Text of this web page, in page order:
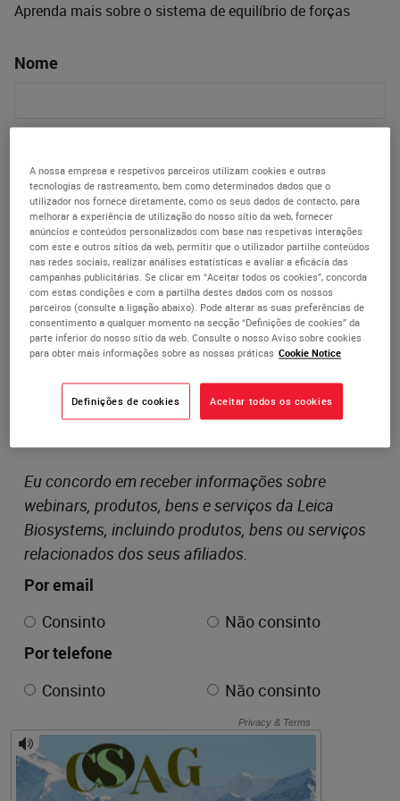
Aprenda mais sobre o sistema de equilíbrio de forças
Nome
Organização/Instituição
Contacto telefónico
Eu concordo em receber informações sobre
webinars, produtos, bens e serviços da Leica
Biosystems, incluindo produtos, bens ou serviços
relacionados dos seus afiliados.
Por email
Consinto
Não consinto
Por telefone
Consinto
Não consinto
A nossa empresa e respetivos parceiros utilizam cookies e outras
tecnologias de rastreamento, bem como determinados dados que o
utilizador nos fornece diretamente, como os seus dados de contacto, para
melhorar a experiência de utilização do nosso sítio da web, fornecer
anúncios e conteúdos personalizados com base nas respetivas interações
com este e outros sítios da web, permitir que o utilizador partilhe conteúdos
nas redes sociais, realizar análises estatísticas e avaliar a eficácia das
campanhas publicitárias. Se clicar em “Aceitar todos os cookies”, concorda
com estas condições e com a partilha destes dados com os nossos
parceiros (consulte a ligação abaixo). Pode alterar as suas preferências de
consentimento a qualquer momento na secção “Definições de cookies” da
parte inferior do nosso sítio da web. Consulte o nosso Aviso sobre cookies
para obter mais informações sobre as nossas práticas Cookie Notice
Definições de cookies Aceitar todos os cookies